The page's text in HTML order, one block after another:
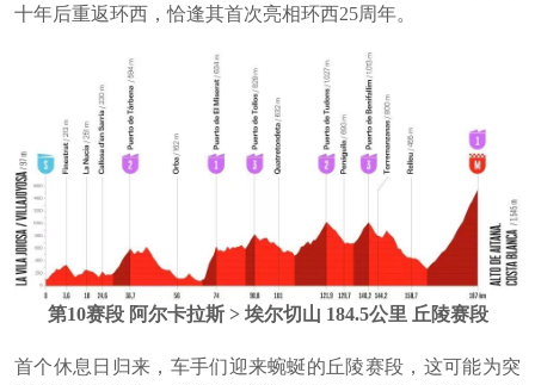
十年后重返环西，恰逢其首次亮相环西25周年。
第10赛段 阿尔卡拉斯 > 埃尔切山 184.5公里 丘陵赛段
首个休息日归来，车手们迎来蜿蜒的丘陵赛段，这可能为突